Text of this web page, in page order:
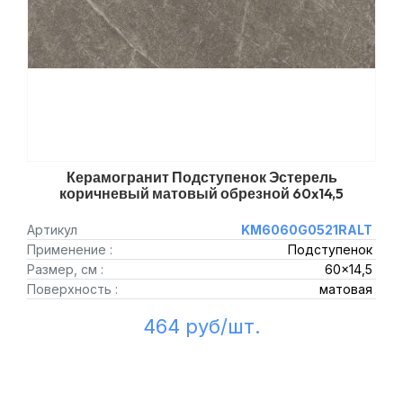
Керамогранит Подступенок Эстерель
коричневый матовый обрезной 60x14,5
Артикул
KM6060G0521RALT
Применение :
Подступенок
Размер, см :
60x14,5
Поверхность :
матовая
464 руб/шт.